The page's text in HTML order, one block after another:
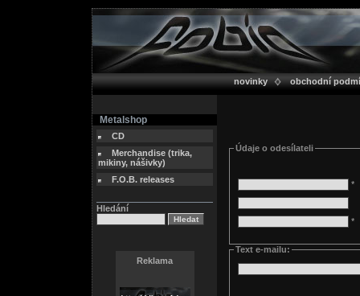
novinky obchodní
Metalshop
CD
Merchandise (trika,
mikiny, nášivky)
F.O.B. releases
Hledání
Reklama
Údaje o odesílateli
*
*
Text e-mailu: